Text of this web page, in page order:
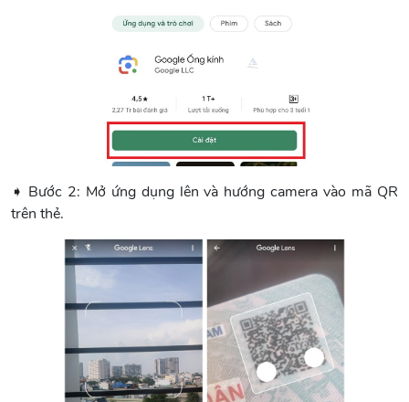
➧ Bước 2: Mở ứng dụng lên và hướng camera vào mã QR
trên thẻ.